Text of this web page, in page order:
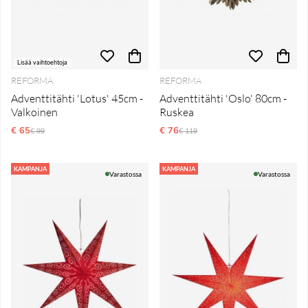
Lisää vaihtoehtoja
REFORMA
Adventtitähti 'Lotus' 45cm -
Valkoinen
€ 65Normaali hinta
€ 99
REFORMA
Adventtitähti 'Oslo' 80cm -
Ruskea
€ 76Normaali hinta
€ 119
KAMPANJA
Varastossa
KAMPANJA
Varastossa